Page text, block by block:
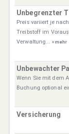
Unbegrenzter
Preis variiert je
Treibstoff im
Verwaltung... » mehr
Unbewachter
Wenn Sie mit dem
Buchung optional
Versicherung